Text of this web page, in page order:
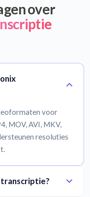
over
voor
MOV, AVI, MKV,
resoluties